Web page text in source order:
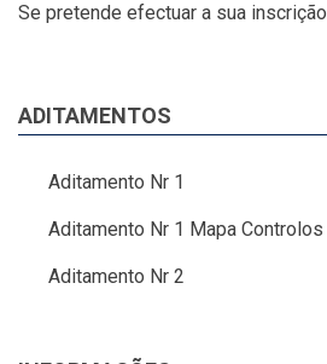
Se pretende efectuar a sua inscrição
ADITAMENTOS
Aditamento Nr 1
Aditamento Nr 1 Mapa Controlos
Aditamento Nr 2